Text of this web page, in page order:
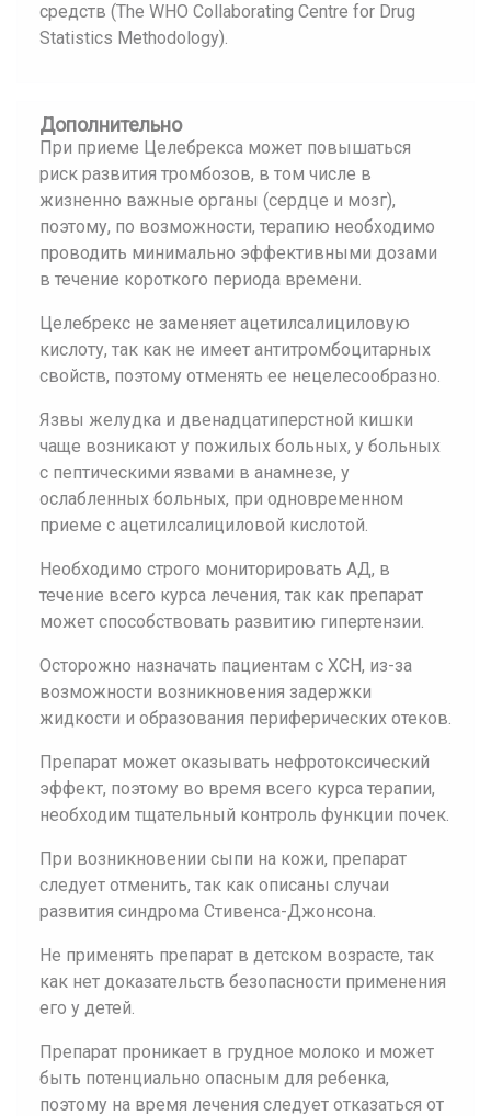
средств (The WHO Collaborating Centre for Drug
Statistics Methodology).
Дополнительно
При приеме Целебрекса может повышаться
риск развития тромбозов, в том числе в
жизненно важные органы (сердце и мозг),
поэтому, по возможности, терапию необходимо
проводить минимально эффективными дозами
в течение короткого периода времени.
Целебрекс не заменяет ацетилсалициловую
кислоту, так как не имеет антитромбоцитарных
свойств, поэтому отменять ее нецелесообразно.
Язвы желудка и двенадцатиперстной кишки
чаще возникают у пожилых больных, у больных
с пептическими язвами в анамнезе, у
ослабленных больных, при одновременном
приеме с ацетилсалициловой кислотой.
Необходимо строго мониторировать АД, в
течение всего курса лечения, так как препарат
может способствовать развитию гипертензии.
Осторожно назначать пациентам с ХСН, из-за
возможности возникновения задержки
жидкости и образования периферических отеков.
Препарат может оказывать нефротоксический
эффект, поэтому во время всего курса терапии,
необходим тщательный контроль функции почек.
При возникновении сыпи на кожи, препарат
следует отменить, так как описаны случаи
развития синдрома Стивенса-Джонсона.
Не применять препарат в детском возрасте, так
как нет доказательств безопасности применения
его у детей.
Препарат проникает в грудное молоко и может
быть потенциально опасным для ребенка,
поэтому на время лечения следует отказаться от